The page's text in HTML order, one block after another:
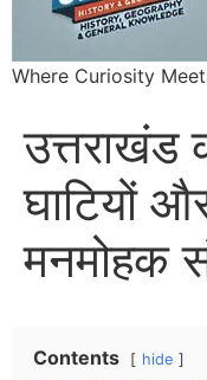
Where Curiosity
उत्तराखंड
घाटियों
मनमोहक
Contents hide